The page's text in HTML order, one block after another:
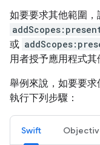
如要要求其他範圍，
或
用者授予應用程式其
舉例來說，如要要
執行下列步驟：
Swift